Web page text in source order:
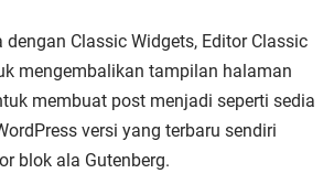
Classic Widgets, Editor Classic
mengembalikan tampilan halaman
membuat post menjadi seperti sedia
versi yang terbaru sendiri
blok ala Gutenberg.